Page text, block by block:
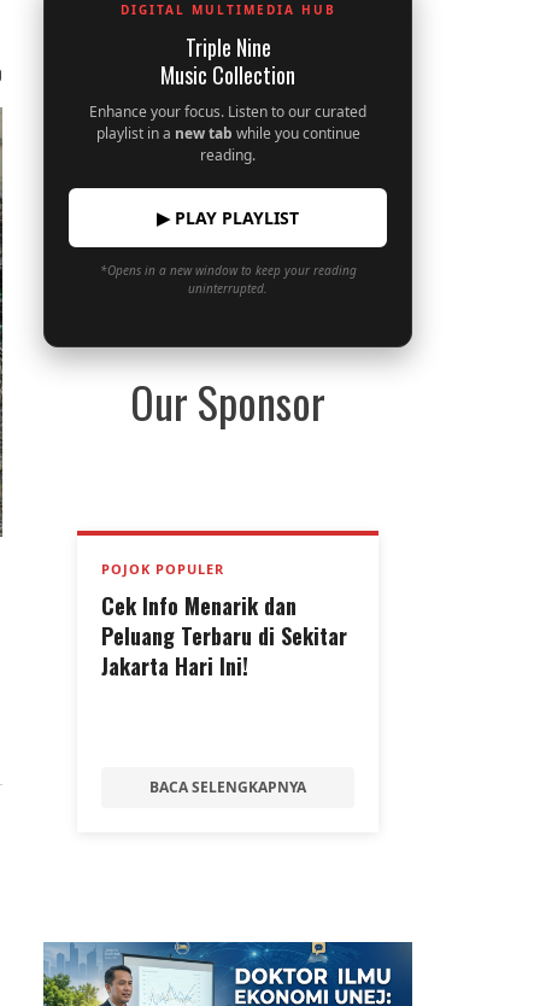
DIGITAL MULTIMEDIA HUB
Triple Nine
Music Collection
Enhance your focus. Listen to our curated
playlist in a new tab while you continue
reading.
▶ PLAY PLAYLIST
*Opens in a new window to keep your reading
uninterrupted.
Our Sponsor
POJOK POPULER
Cek Info Menarik dan
Peluang Terbaru di Sekitar
Jakarta Hari Ini!
BACA SELENGKAPNYA